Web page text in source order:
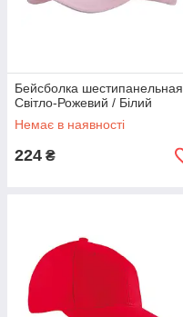
Бейсболка шестипанельная
Світло-Рожевий / Білий
Немає в наявності
224 ₴